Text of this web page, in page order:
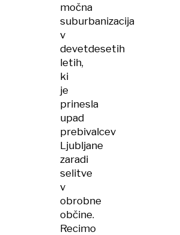
močna
suburbanizacija
v
devetdesetih
letih,
ki
je
prinesla
upad
prebivalcev
Ljubljane
zaradi
selitve
v
obrobne
občine.
Recimo